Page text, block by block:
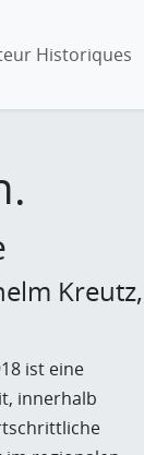
Historiques
ist eine
innerhalb